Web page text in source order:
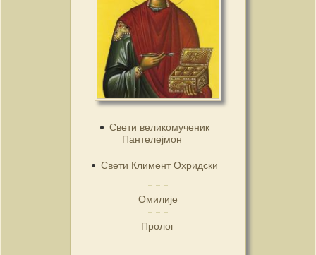
Свети великомученик
Пантелејмон
Свети Климент Охридски
Омилије
Пролог